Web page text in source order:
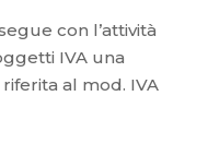
con l’attività
IVA una
al mod. IVA